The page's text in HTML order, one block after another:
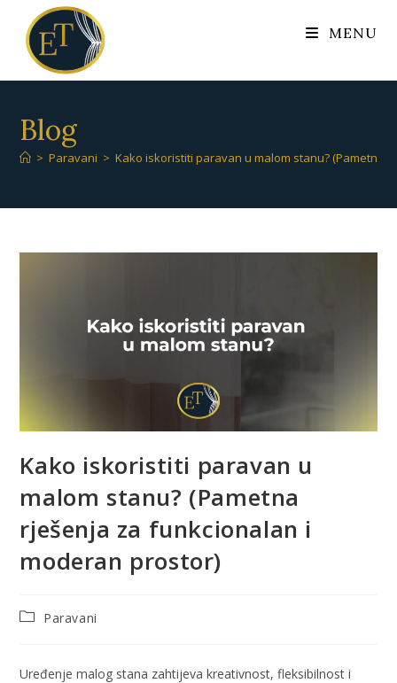
MENU
Blog
> Paravani > Kako iskoristiti paravan u malom stanu? (Pametna
Kako iskoristiti paravan u
malom stanu? (Pametna
rješenja za funkcionalan i
moderan prostor)
Paravani
Uređenje malog stana zahtijeva kreativnost, fleksibilnost i